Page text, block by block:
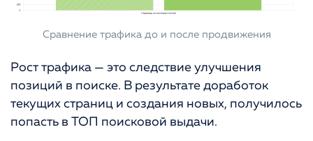
Сравнение трафика до и после продвижения
Рост трафика — это следствие улучшения
позиций в поиске. В результате доработок
текущих страниц и создания новых, получилось
попасть в ТОП поисковой выдачи.